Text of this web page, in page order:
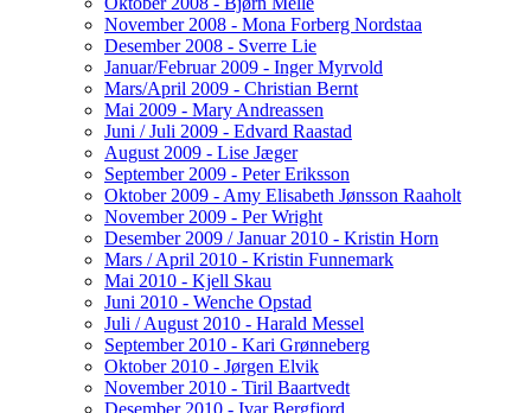
November 2008 - Mona Forberg Nordstaa
Desember 2008 - Sverre Lie
Januar/Februar 2009 - Inger Myrvold
Mars/April 2009 - Christian Bernt
Mai 2009 - Mary Andreassen
Juni / Juli 2009 - Edvard Raastad
August 2009 - Lise Jæger
September 2009 - Peter Eriksson
Oktober 2009 - Amy Elisabeth Jønsson Raaholt
November 2009 - Per Wright
Desember 2009 / Januar 2010 - Kristin Horn
Mars / April 2010 - Kristin Funnemark
Mai 2010 - Kjell Skau
Juni 2010 - Wenche Opstad
Juli / August 2010 - Harald Messel
September 2010 - Kari Grønneberg
Oktober 2010 - Jørgen Elvik
November 2010 - Tiril Baartvedt
Desember 2010 - Ivar Bergfjord